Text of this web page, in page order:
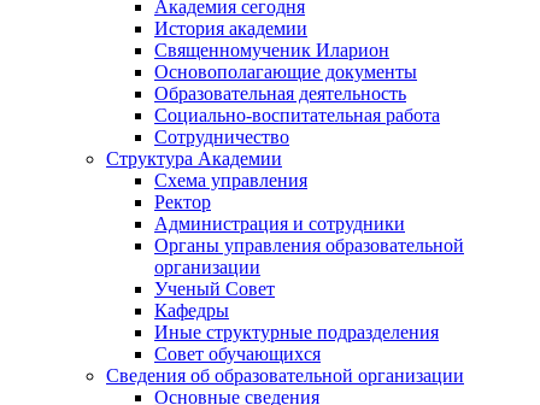
Академия сегодня
История академии
Священномученик Иларион
Основополагающие документы
Образовательная деятельность
Социально-воспитательная работа
Сотрудничество
Структура Академии
Схема управления
Ректор
Администрация и сотрудники
Органы управления образовательной
организации
Ученый Совет
Кафедры
Иные структурные подразделения
Совет обучающихся
Сведения об образовательной организации
Основные сведения